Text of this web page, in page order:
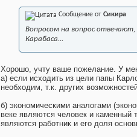
Сообщение от Сикира
Вопросом на вопрос
Карабаса...
Хорошо, учту ваше пожелание. У
а) если исходить из цели папы
необходим, т.к. других
б) экономическими аналогами
веке являются человек и каменный
являются работник и его доля